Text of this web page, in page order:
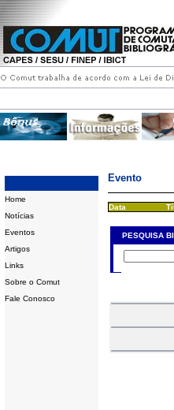
Home
Notícias
Eventos
Artigos
Links
Sobre o Comut
Fale Conosco
Evento
Data
PESQUISA